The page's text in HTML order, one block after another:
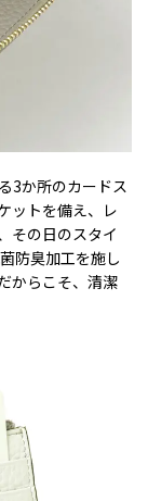
3か所のカードス
ットを備え、レ
その日のスタイ
防臭加工を施し
からこそ、清潔